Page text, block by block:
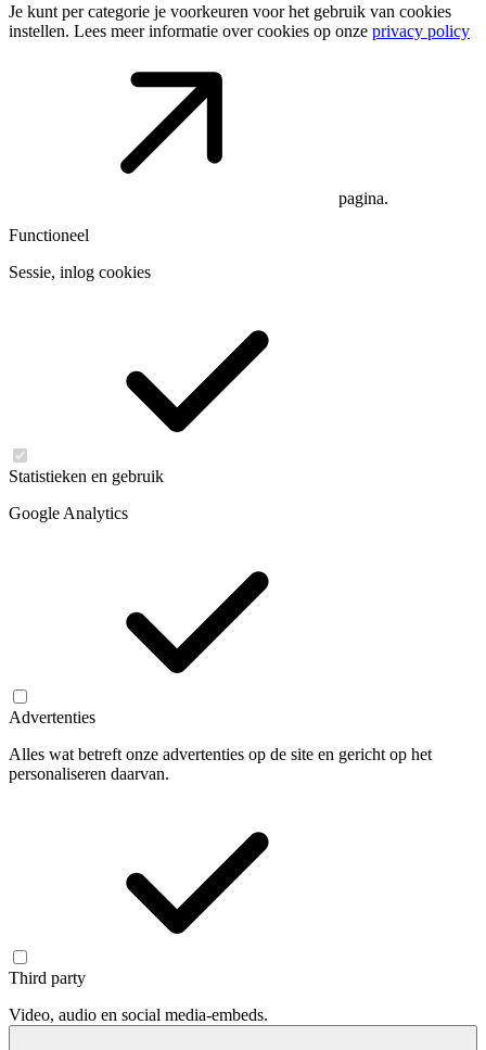
Je kunt per categorie je voorkeuren voor het gebruik van cookies
instellen. Lees meer informatie over cookies op onze privacy policy
pagina.
Functioneel
Sessie, inlog cookies
Statistieken en gebruik
Google Analytics
Advertenties
Alles wat betreft onze advertenties op de site en gericht op het
personaliseren daarvan.
Third party
Video, audio en social media-embeds.